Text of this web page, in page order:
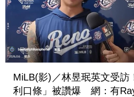
MiLB(影)／林昱珉英文受訪
利口條」被讚爆 網：有